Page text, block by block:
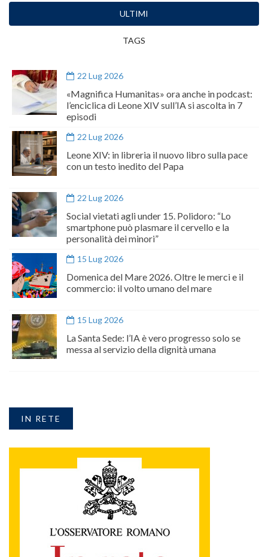
ULTIMI
TAGS
22 Lug 2026
«Magnifica Humanitas» ora anche in podcast:
l’enciclica di Leone XIV sull’IA si ascolta in 7
episodi
22 Lug 2026
Leone XIV: in libreria il nuovo libro sulla pace
con un testo inedito del Papa
22 Lug 2026
Social vietati agli under 15. Polidoro: “Lo
smartphone può plasmare il cervello e la
personalità dei minori”
15 Lug 2026
Domenica del Mare 2026. Oltre le merci e il
commercio: il volto umano del mare
15 Lug 2026
La Santa Sede: l’IA è vero progresso solo se
messa al servizio della dignità umana
IN RETE